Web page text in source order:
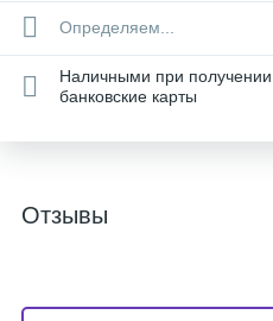
Определяем...
Наличными при получении
банковские карты
Отзывы